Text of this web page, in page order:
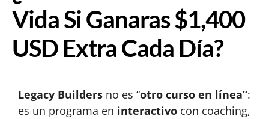
Vida Si Ganaras $1,400
USD Extra Cada Día?
Legacy Builders no es “otro curso en línea”:
es un programa en interactivo con coaching,